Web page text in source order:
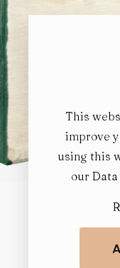
Town,
This
improve
using this
our